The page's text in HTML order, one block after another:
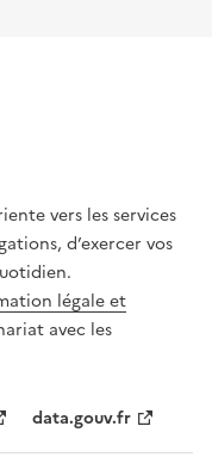
vers les services
d’exercer vos
légale et
avec les
data.gouv.fr